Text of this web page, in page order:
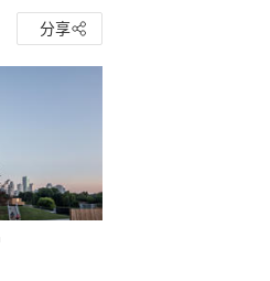
分享